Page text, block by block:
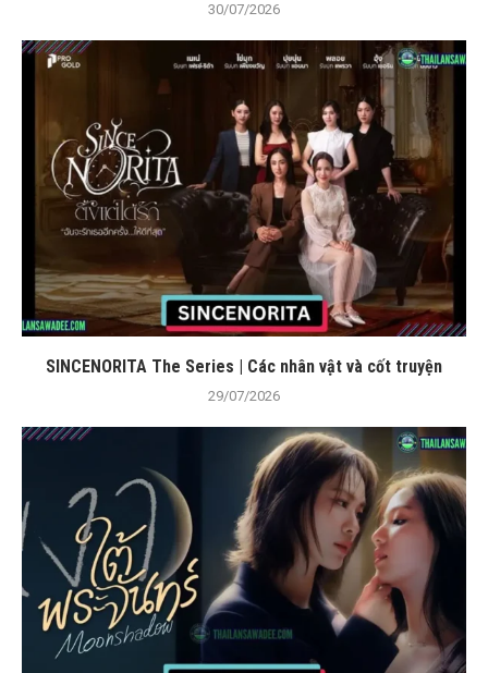
30/07/2026
SINCENORITA The Series | Các nhân vật và cốt truyện
29/07/2026